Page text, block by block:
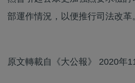
部運作情況，以便推行司法改革
原文轉載自《大公報》 2020年